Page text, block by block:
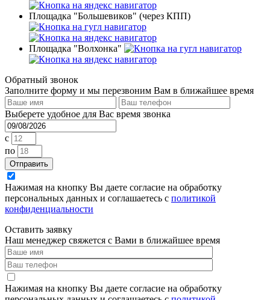
Площадка "Большевиков" (через КПП)
Площадка "Волхонка"
Обратный звонок
Заполните форму и мы перезвоним Вам в ближайшее время
Выберете удобное для Вас время звонка
c
по
Отправить
Нажимая на кнопку Вы даете согласие на обработку
персональных данных и соглашаетесь с политикой
конфиденциальности
Оставить заявку
Наш менеджер свяжется с Вами в ближайшее время
Нажимая на кнопку Вы даете согласие на обработку